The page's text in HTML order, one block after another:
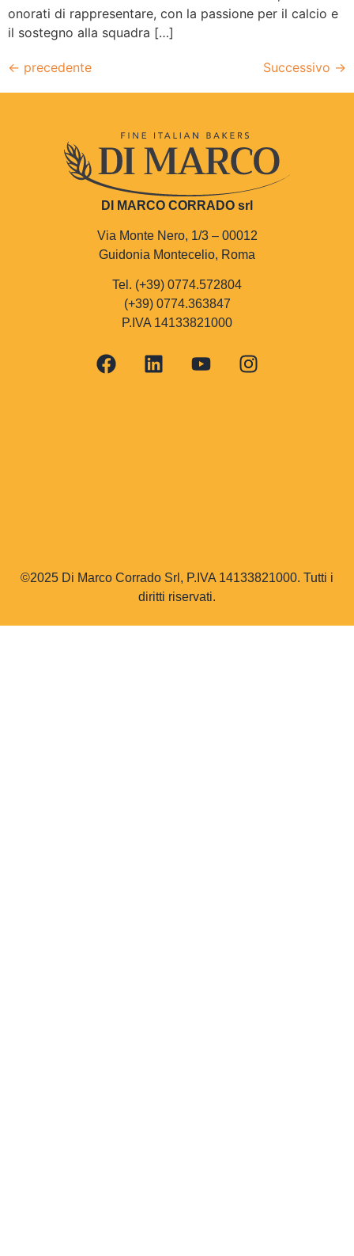
onorati di rappresentare, con la passione per il calcio e
il sostegno alla squadra […]
← precedente Successivo →
DI MARCO CORRADO srl
Via Monte Nero, 1/3 – 00012
Guidonia Montecelio, Roma
Tel. (+39) 0774.572804
(+39) 0774.363847
P.IVA 14133821000
©2025 Di Marco Corrado Srl, P.IVA 14133821000. Tutti i
diritti riservati.